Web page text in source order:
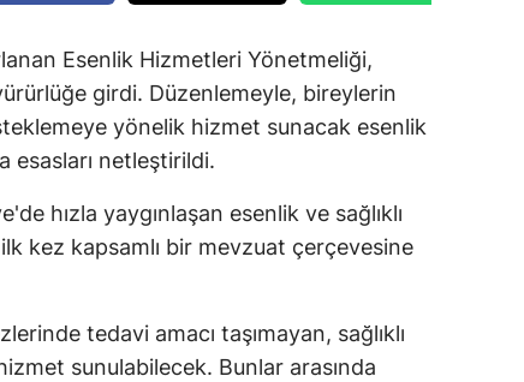
Esenlik Hizmetleri Yönetmeliği,
girdi. Düzenlemeyle, bireylerin
yönelik hizmet sunacak esenlik
esasları netleştirildi.
hızla yaygınlaşan esenlik ve sağlıklı
kez kapsamlı bir mevzuat çerçevesine
tedavi amacı taşımayan, sağlıklı
sunulabilecek. Bunlar arasında